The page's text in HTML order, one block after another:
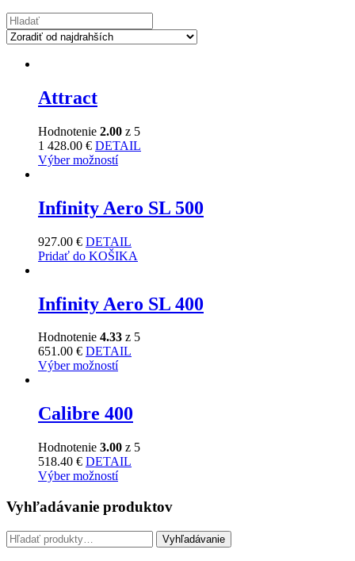
Attract
Hodnotenie 2.00 z 5
1 428.00 € DETAIL
Výber možností
Infinity Aero SL 500
927.00 € DETAIL
Pridať do KOŠIKA
Infinity Aero SL 400
Hodnotenie 4.33 z 5
651.00 € DETAIL
Výber možností
Calibre 400
Hodnotenie 3.00 z 5
518.40 € DETAIL
Výber možností
Vyhľadávanie produktov
Hľadať: Vyhľadávanie